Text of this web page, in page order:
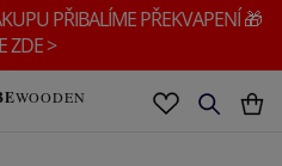
PŘIBALÍME PŘEKVAPENÍ 🎁
ZDE >
WOODEN